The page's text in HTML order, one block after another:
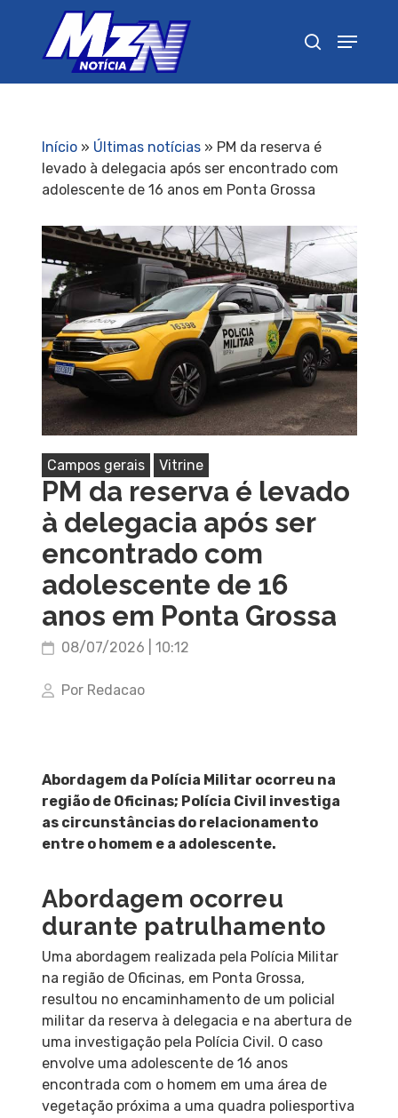
Início» Últimas notícias» PM da reserva é
levado à delegacia após ser encontrado com
adolescente de 16 anos em Ponta Grossa
Campos gerais Vitrine
PM da reserva é levado
à delegacia após ser
encontrado com
adolescente de 16
anos em Ponta Grossa
08/07/2026 | 10:12
Por Redacao
Abordagem da Polícia Militar ocorreu na
região de Oficinas; Polícia Civil investiga
as circunstâncias do relacionamento
entre o homem e a adolescente.
Abordagem ocorreu
durante patrulhamento
Uma abordagem realizada pela Polícia Militar
na região de Oficinas, em Ponta Grossa,
resultou no encaminhamento de um policial
militar da reserva à delegacia e na abertura de
uma investigação pela Polícia Civil. O caso
envolve uma adolescente de 16 anos
encontrada com o homem em uma área de
vegetação próxima a uma quadra poliesportiva